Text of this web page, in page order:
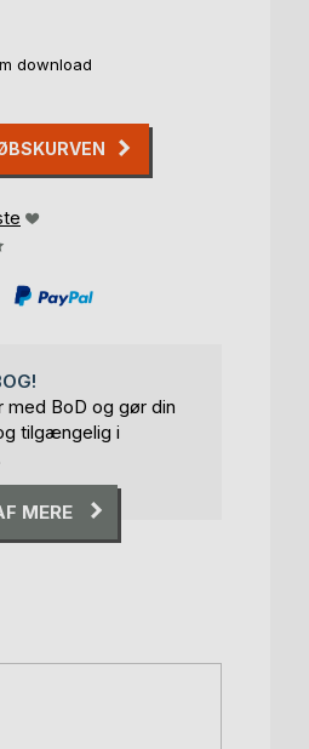
download
med BoD og gør din
tilgængelig i
MERE